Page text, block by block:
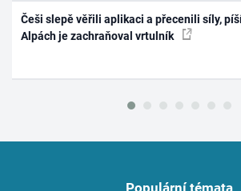
Češi slepě věřili aplikaci a přecenili síly,
Alpách je zachraňoval vrtulník